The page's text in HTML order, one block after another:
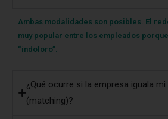
Ambas modalidades son posibles. El
muy popular entre los empleados
“indoloro”.
¿Qué ocurre si la empresa iguala
(matching)?